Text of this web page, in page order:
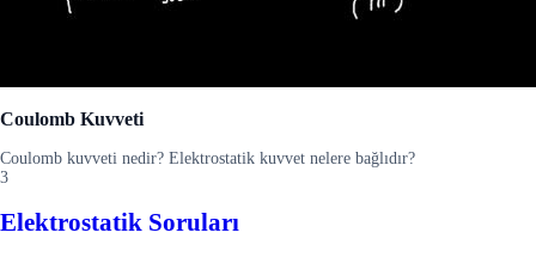
Coulomb Kuvveti
Coulomb kuvveti nedir? Elektrostatik kuvvet nelere bağlıdır?
3
Elektrostatik Soruları